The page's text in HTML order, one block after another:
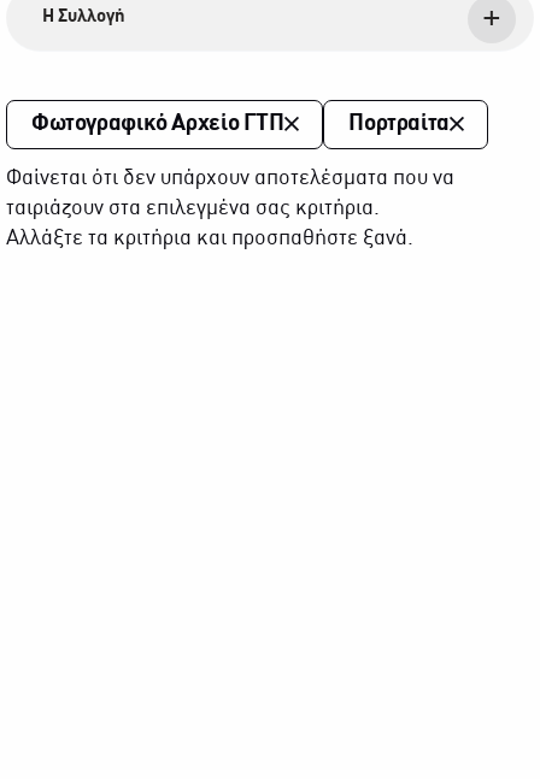
Η Συλλογή
Φωτογραφικό Αρχείο ΓΤΠ Πορτραίτα
Φαίνεται ότι δεν υπάρχουν αποτελέσματα που να
ταιριάζουν στα επιλεγμένα σας κριτήρια.
Αλλάξτε τα κριτήρια και προσπαθήστε ξανά.